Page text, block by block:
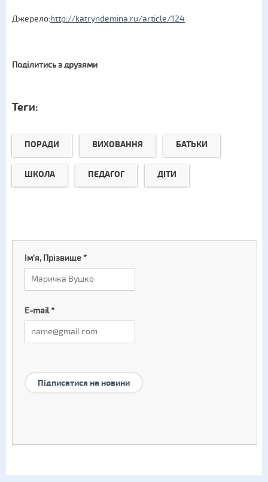
Джерело:http://katryndemina.ru/article/124
Поділитись з друзями
Теги:
ПОРАДИ ВИХОВАННЯ БАТЬКИ
ШКОЛА ПЕДАГОГ ДІТИ
Ім'я, Прізвище*
E-mail*
Підписатися на новини